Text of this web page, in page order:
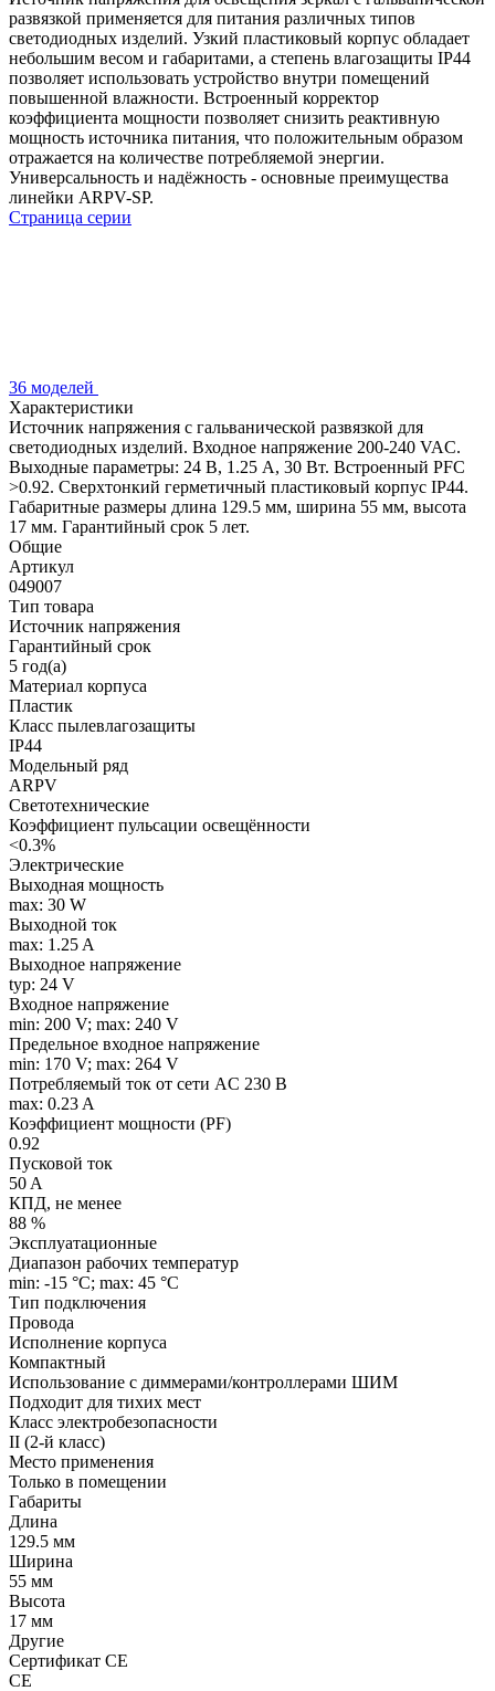
развязкой применяется для питания различных типов
светодиодных изделий. Узкий пластиковый корпус обладает
небольшим весом и габаритами, а степень влагозащиты IP44
позволяет использовать устройство внутри помещений
повышенной влажности. Встроенный корректор
коэффициента мощности позволяет снизить реактивную
мощность источника питания, что положительным образом
отражается на количестве потребляемой энергии.
Универсальность и надёжность - основные преимущества
линейки ARPV-SP.
Страница серии
36 моделей
Характеристики
Источник напряжения с гальванической развязкой для
светодиодных изделий. Входное напряжение 200-240 VAC.
Выходные параметры: 24 В, 1.25 А, 30 Вт. Встроенный PFC
>0.92. Сверхтонкий герметичный пластиковый корпус IP44.
Габаритные размеры длина 129.5 мм, ширина 55 мм, высота
17 мм. Гарантийный срок 5 лет.
Общие
Артикул
049007
Тип товара
Источник напряжения
Гарантийный срок
5 год(а)
Материал корпуса
Пластик
Класс пылевлагозащиты
IP44
Модельный ряд
ARPV
Светотехнические
Коэффициент пульсации освещённости
<0.3%
Электрические
Выходная мощность
max: 30 W
Выходной ток
max: 1.25 A
Выходное напряжение
typ: 24 V
Входное напряжение
min: 200 V; max: 240 V
Предельное входное напряжение
min: 170 V; max: 264 V
Потребляемый ток от сети AC 230 В
max: 0.23 A
Коэффициент мощности (PF)
0.92
Пусковой ток
50 A
КПД, не менее
88 %
Эксплуатационные
Диапазон рабочих температур
min: -15 °C; max: 45 °C
Тип подключения
Провода
Исполнение корпуса
Компактный
Использование с диммерами/контроллерами ШИМ
Подходит для тихих мест
Класс электробезопасности
II (2-й класс)
Место применения
Только в помещении
Габариты
Длина
129.5 мм
Ширина
55 мм
Высота
17 мм
Другие
Сертификат CE
CE